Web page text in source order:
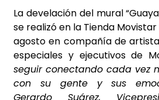
La develación del mural
se realizó en la Tienda
agosto en compañía de
especiales y ejecutivos de
seguir conectando cada vez
con su gente y sus
Gerardo Suárez,